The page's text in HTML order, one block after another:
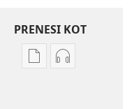
PRENESI KOT
MožnostiMožnosti